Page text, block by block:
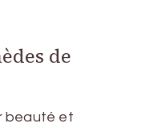
de
beauté et